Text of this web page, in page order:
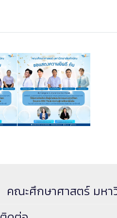
คณะศึกษาศาสตร์ มห